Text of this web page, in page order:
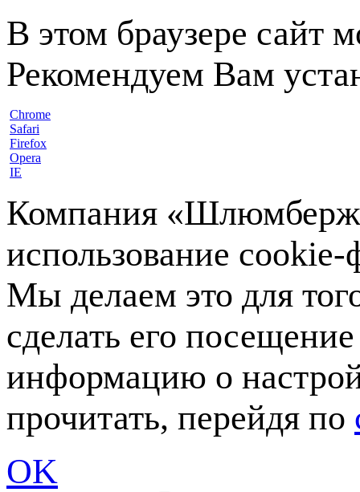
В этом браузере сайт
Рекомендуем Вам
Chrome
Safari
Firefox
Opera
IE
Компания
использование
Мы делаем это для
сделать его
информацию о
прочитать, перейдя по
OK